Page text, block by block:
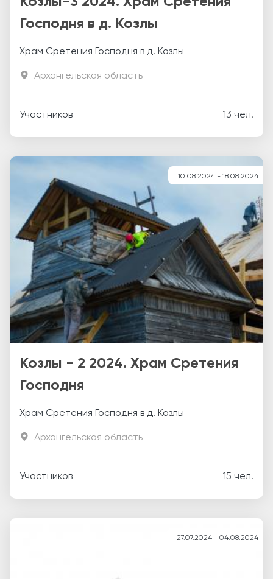
Господня в д. Козлы
Храм Сретения Господня в д. Козлы
Архангельская область
Участников 13 чел.
10.08.2024 - 18.08.2024
Козлы - 2 2024. Храм Сретения
Господня
Храм Сретения Господня в д. Козлы
Архангельская область
Участников 15 чел.
27.07.2024 - 04.08.2024